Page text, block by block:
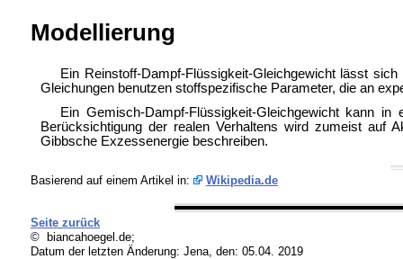
Modellierung
Ein Reinstoff-Dampf-Flüssigkeit-Gleichgewicht lässt
Gleichungen benutzen stoffspezifische Parameter, die an
Ein Gemisch-Dampf-Flüssigkeit-Gleichgewicht kann
Berücksichtigung der realen Verhaltens wird zumeist auf
Gibbsche Exzessenergie beschreiben.
Basierend auf einem Artikel in: Wikipedia.de
Seite zurück
© biancahoegel.de;
Datum der letzten Änderung: Jena, den: 05.04. 2019